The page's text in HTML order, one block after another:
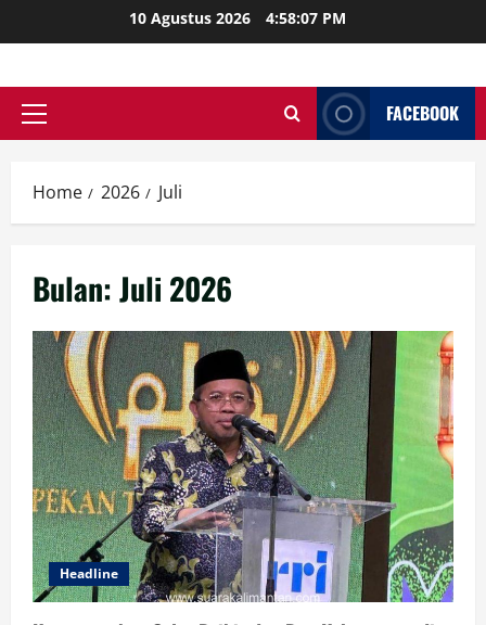
to
10 Agustus 2026 4:58:09 PM
Primary
FACEBOOK
Home 2026 Juli
Bulan:Juli 2026
Headline